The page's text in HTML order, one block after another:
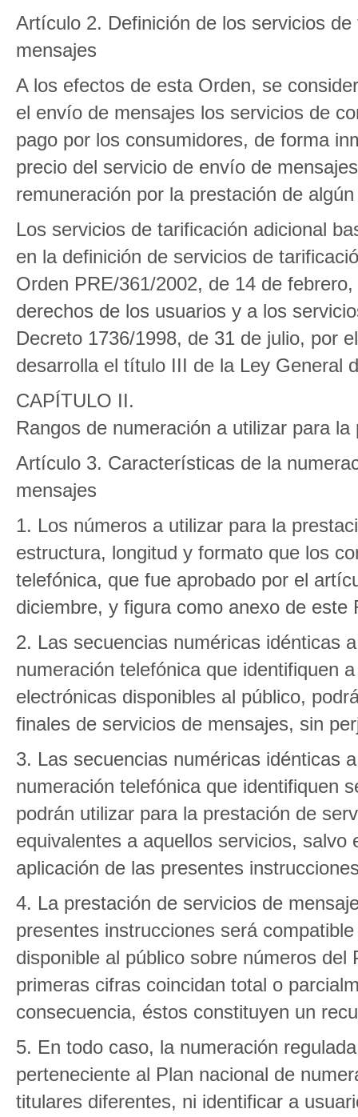
Artículo 2. Definición de los servicios
mensajes
A los efectos de esta Orden, se
el envío de mensajes los servicios de
pago por los consumidores, de forma
precio del servicio de envío de
remuneración por la prestación de
Los servicios de tarificación adicional
en la definición de servicios de
Orden PRE/361/2002, de 14 de
derechos de los usuarios y a los
Decreto 1736/1998, de 31 de julio, por
desarrolla el título III de la Ley General
CAPÍTULO II.
Rangos de numeración a utilizar para
Artículo 3. Características de la
mensajes
1. Los números a utilizar para la
estructura, longitud y formato que los
telefónica, que fue aprobado por el
diciembre, y figura como anexo de este
2. Las secuencias numéricas idénticas
numeración telefónica que identifiquen
electrónicas disponibles al público,
finales de servicios de mensajes, sin
3. Las secuencias numéricas idénticas
numeración telefónica que identifiquen
podrán utilizar para la prestación de
equivalentes a aquellos servicios,
aplicación de las presentes
4. La prestación de servicios de
presentes instrucciones será
disponible al público sobre números
primeras cifras coincidan total o
consecuencia, éstos constituyen un
5. En todo caso, la numeración
perteneciente al Plan nacional de
titulares diferentes, ni identificar a